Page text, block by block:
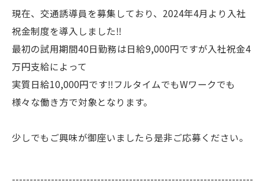
現在、交通誘導員を募集しており、2024年4月より入社
祝金制度を導入しました‼
最初の試用期間40日勤務は日給9,000円ですが入社祝金4
万円支給によって
実質日給10,000円です‼フルタイムでもWワークでも
様々な働き方で対象となります。
少しでもご興味が御座いましたら是非ご応募ください。
--------------------------------------------------------------------